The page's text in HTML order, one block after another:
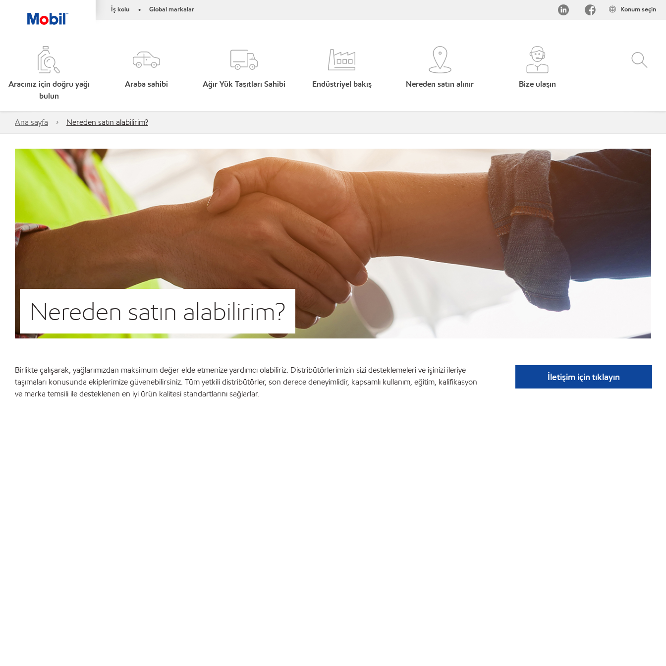
İş kolu • Global markalar Konum seçin
Aracınız için doğru yağı
bulun
Araba sahibi Ağır Yük Taşıtları Sahibi Endüstriyel bakış Nereden satın alınır Bize ulaşın
Ana sayfa Nereden satın alabilirim?
Nereden satın alabilirim?
Birlikte çalışarak, yağlarımızdan maksimum değer elde etmenize yardımcı olabiliriz. Distribütörlerimizin sizi desteklemeleri ve işinizi ileriye
taşımaları konusunda ekiplerimize güvenebilirsiniz. Tüm yetkili distribütörler, son derece deneyimlidir, kapsamlı kullanım, eğitim, kalifikasyon
ve marka temsili ile desteklenen en iyi ürün kalitesi standartlarını sağlarlar.
İletişim için tıklayın